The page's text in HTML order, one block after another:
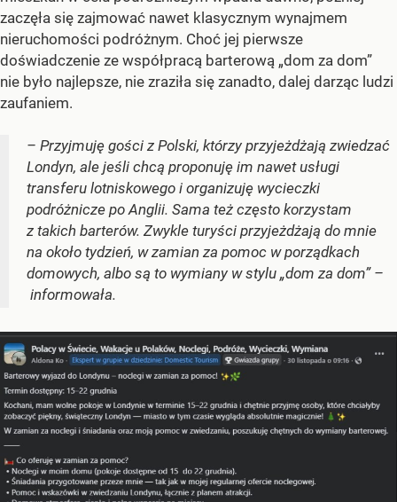
zaczęła się zajmować nawet klasycznym wynajmem
nieruchomości podróżnym. Choć jej pierwsze
doświadczenie ze współpracą barterową „dom za dom”
nie było najlepsze, nie zraziła się zanadto, dalej darząc ludzi
zaufaniem.
– Przyjmuję gości z Polski, którzy przyjeżdżają zwiedzać
Londyn, ale jeśli chcą proponuję im nawet usługi
transferu lotniskowego i organizuję wycieczki
podróżnicze po Anglii. Sama też często korzystam
z takich barterów. Zwykle turyści przyjeżdżają do mnie
na około tydzień, w zamian za pomoc w porządkach
domowych, albo są to wymiany w stylu „dom za dom” –
informowała.